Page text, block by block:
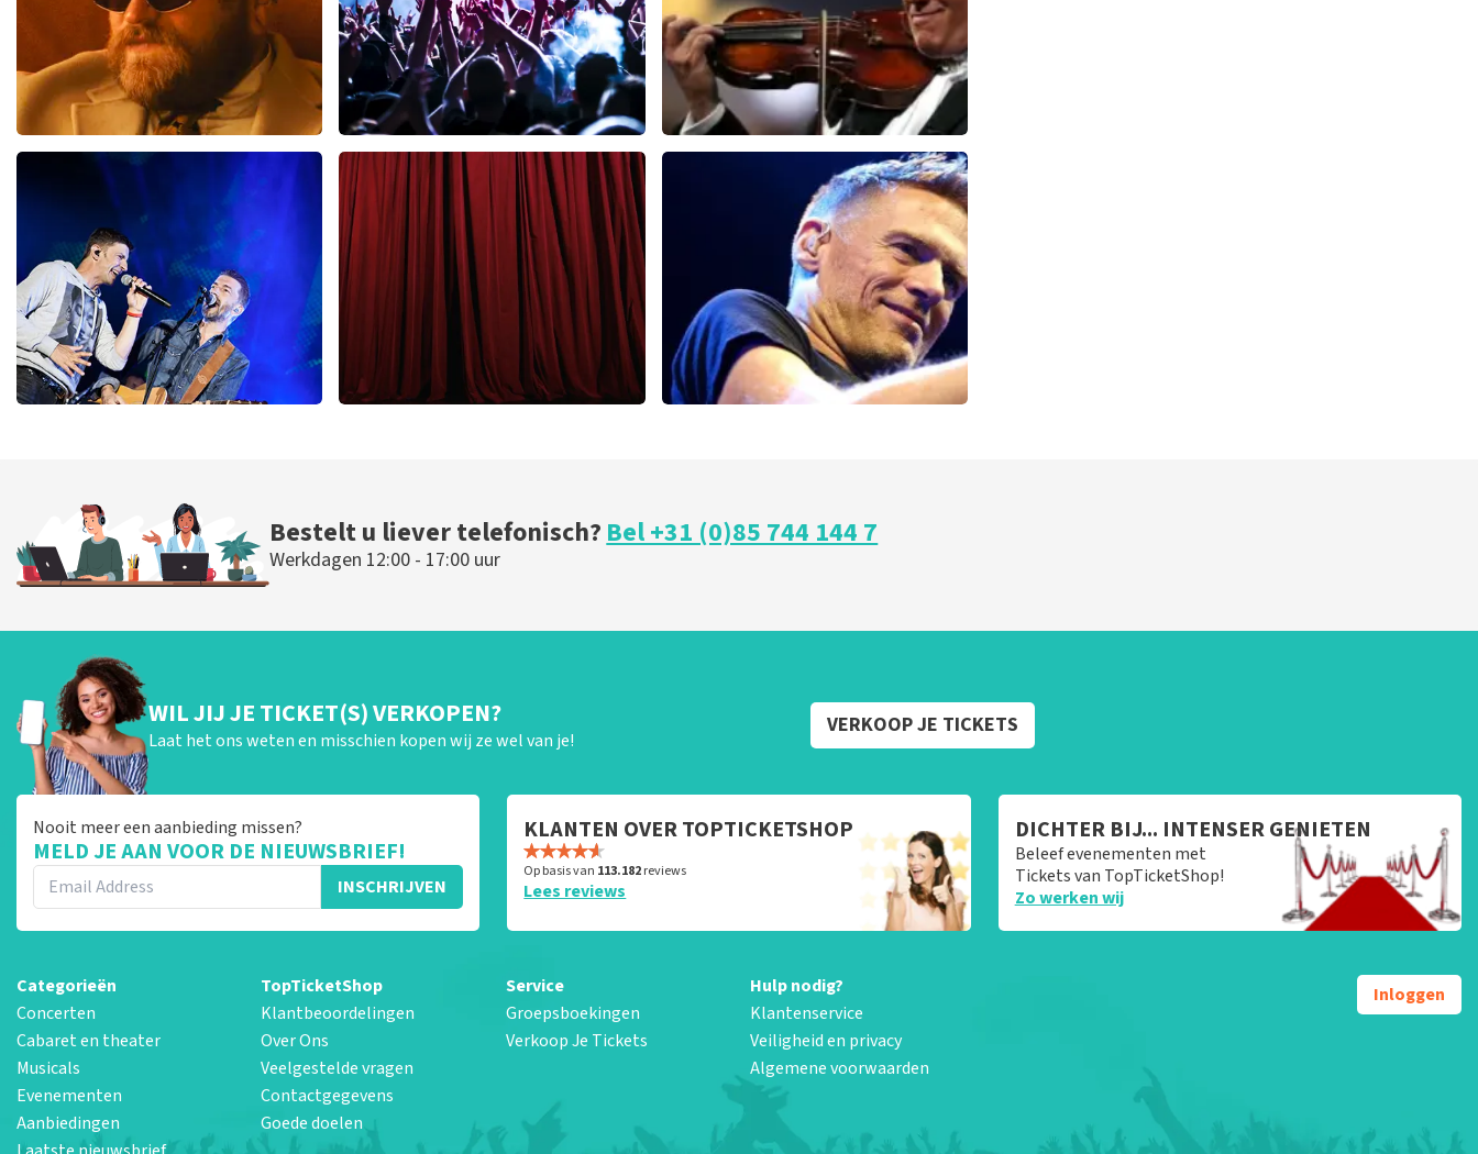
Teddy Swims
BESTEL NU
Megadeth
laatste 30 minuten
BESTEL NU
laatste 30 minuten
BESTEL NU
BESTEL NU
Bestelt u liever telefonisch?Bel +31 (0)85 744 144 7
Werkdagen 12:00 - 17:00 uur
WIL JIJ JE TICKET(S) VERKOPEN?
Laat het ons weten en misschien kopen wij ze wel van je!
VERKOOP JE TICKETS
Nooit meer een aanbieding missen?
MELD JE AAN VOOR DE NIEUWSBRIEF!
INSCHRIJVEN
KLANTEN OVER TOPTICKETSHOP
Op basis van 113.182reviews
Lees reviews
DICHTER BIJ... INTENSER GENIETEN
Beleef evenementen met
Tickets van TopTicketShop!
Zo werken wij
Categorieën
Concerten
Cabaret en theater
Musicals
Evenementen
Aanbiedingen
TopTicketShop
Klantbeoordelingen
Over Ons
Veelgestelde vragen
Contactgegevens
Goede doelen
Service
Groepsboekingen
Verkoop Je Tickets
Hulp nodig?
Klantenservice
Veiligheid en privacy
Algemene voorwaarden
Inloggen